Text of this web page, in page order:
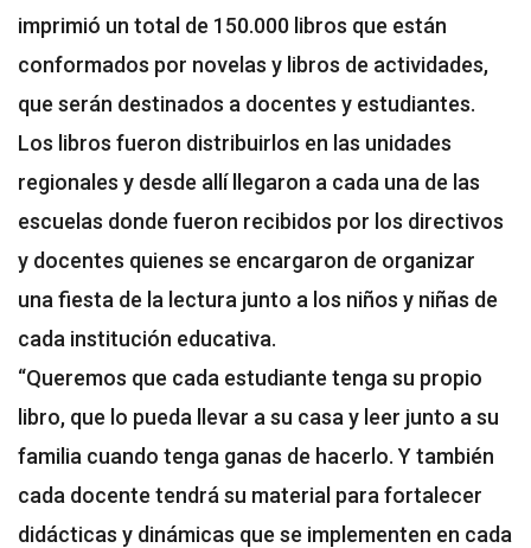
imprimió un total de 150.000 libros que están
conformados por novelas y libros de actividades,
que serán destinados a docentes y estudiantes.
Los libros fueron distribuirlos en las unidades
regionales y desde allí llegaron a cada una de las
escuelas donde fueron recibidos por los directivos
y docentes quienes se encargaron de organizar
una fiesta de la lectura junto a los niños y niñas de
cada institución educativa.
“Queremos que cada estudiante tenga su propio
libro, que lo pueda llevar a su casa y leer junto a su
familia cuando tenga ganas de hacerlo. Y también
cada docente tendrá su material para fortalecer
didácticas y dinámicas que se implementen en cada